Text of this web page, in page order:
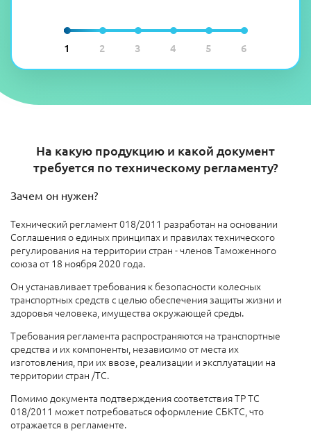
1 2 3 4 5 6
На какую продукцию и какой документ
требуется по техническому регламенту?
Зачем он нужен?
Технический регламент 018/2011 разработан на основании
Соглашения о единых принципах и правилах технического
регулирования на территории стран - членов Таможенного
союза от 18 ноября 2020 года.
Он устанавливает требования к безопасности колесных
транспортных средств с целью обеспечения защиты жизни и
здоровья человека, имущества окружающей среды.
Требования регламента распространяются на транспортные
средства и их компоненты, независимо от места их
изготовления, при их ввозе, реализации и эксплуатации на
территории стран /ТС.
Помимо документа подтверждения соответствия ТР ТС
018/2011 может потребоваться оформление СБКТС, что
отражается в регламенте.